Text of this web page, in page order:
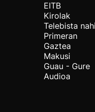
EITB
Kirolak
Telebista
Primeran
Gaztea
Makusi
Guau - Gure
Audioa